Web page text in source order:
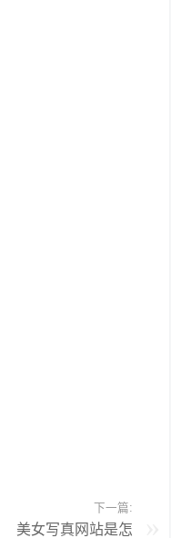
下一篇:
美女写真网站是怎